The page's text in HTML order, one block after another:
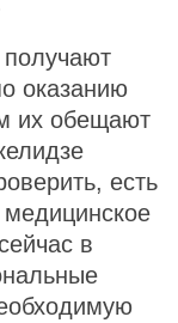
получают
оказанию
их обещают
есть
медицинское
в